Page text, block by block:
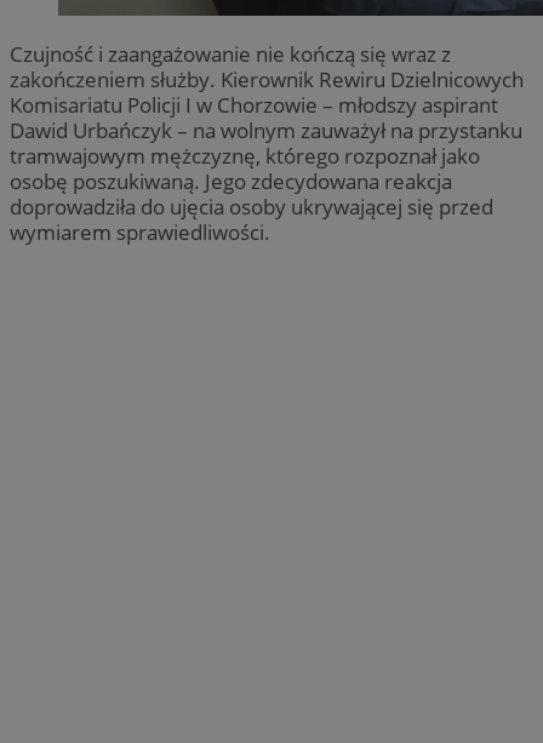
Czujność i zaangażowanie nie kończą się wraz z
zakończeniem służby. Kierownik Rewiru Dzielnicowych
Komisariatu Policji I w Chorzowie – młodszy aspirant
Dawid Urbańczyk – na wolnym zauważył na przystanku
tramwajowym mężczyznę, którego rozpoznał jako
osobę poszukiwaną. Jego zdecydowana reakcja
doprowadziła do ujęcia osoby ukrywającej się przed
wymiarem sprawiedliwości.